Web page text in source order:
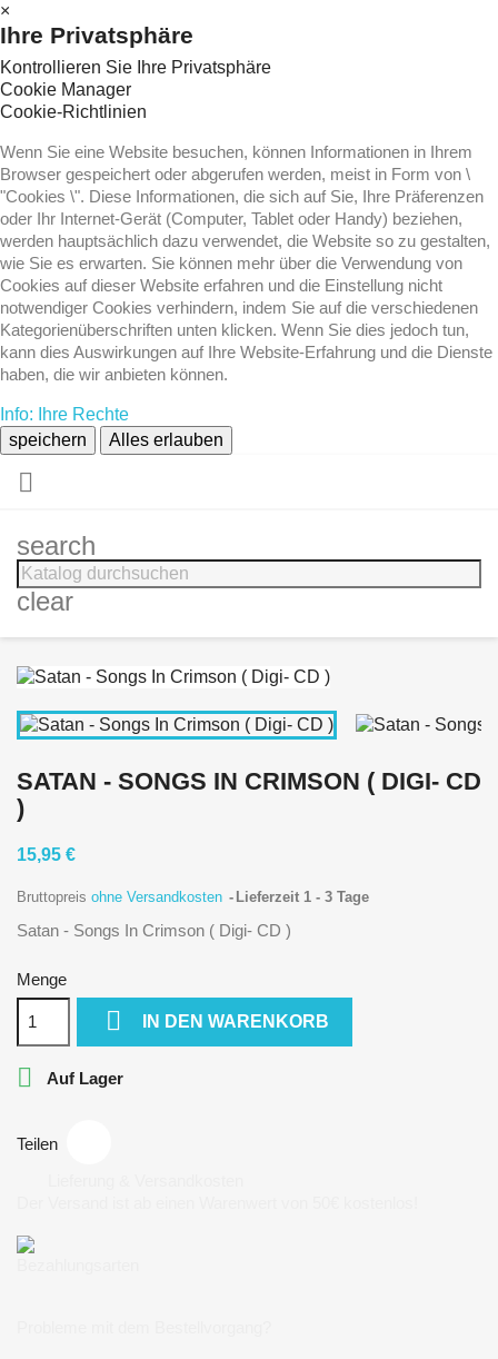
×
Ihre Privatsphäre
Kontrollieren Sie Ihre Privatsphäre
Cookie Manager
Cookie-Richtlinien
Wenn Sie eine Website besuchen, können Informationen in Ihrem
Browser gespeichert oder abgerufen werden, meist in Form von \
"Cookies \". Diese Informationen, die sich auf Sie, Ihre Präferenzen
oder Ihr Internet-Gerät (Computer, Tablet oder Handy) beziehen,
werden hauptsächlich dazu verwendet, die Website so zu gestalten,
wie Sie es erwarten. Sie können mehr über die Verwendung von
Cookies auf dieser Website erfahren und die Einstellung nicht
notwendiger Cookies verhindern, indem Sie auf die verschiedenen
Kategorienüberschriften unten klicken. Wenn Sie dies jedoch tun,
kann dies Auswirkungen auf Ihre Website-Erfahrung und die Dienste
haben, die wir anbieten können.
Info: Ihre Rechte
speichern
Alles erlauben

search
clear
SATAN - SONGS IN CRIMSON ( DIGI- CD
)
15,95 €
Bruttopreis ohne Versandkosten Lieferzeit 1 - 3 Tage
Satan - Songs In Crimson ( Digi- CD )
Menge
 IN DEN WARENKORB
 Auf Lager
Teilen